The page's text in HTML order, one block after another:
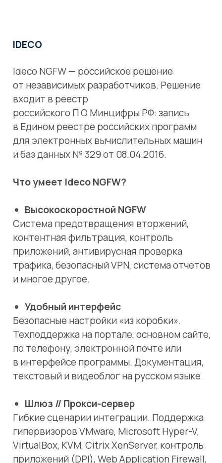
российского П О Минцифры РФ: запись
в Едином реестре российских программ
и баз данных № 329 от 08.04.2016.
Что умеет Ideco NGFW?
Высокоскоростной NGFW
Система предотвращения вторжений,
контентная фильтрация, контроль
приложений, антивирусная проверка
и многое другое.
Безопасные настройки «из коробки».
Техподдержка на портале, основном сайте,
по телефону, электронной почте или
в интерфейсе программы. Документация,
текстовый и видеоблог на русском языке.
Шлюз // Прокси-сервер
гипервизоров VMware, Microsoft Hyper-V,
VirtualBox, KVM, Citrix XenServer, контроль
приложений (DPI), Web Application Firewall,
анти-DoS и почтовый релей. Интеграция
с системами мониторинга (Zabbix-агент,
SNMP), DLP (по ICAP), Microsoft Active
Directory, ALD Pro. Антивирусная проверка
Контент-фильтр
Быстрее, мощнее, надежнее. 145
категорий, 500 млн URL в обновляемой
базе данных. Защита от вредоносных,
фишинговых и взломанных сайтов.